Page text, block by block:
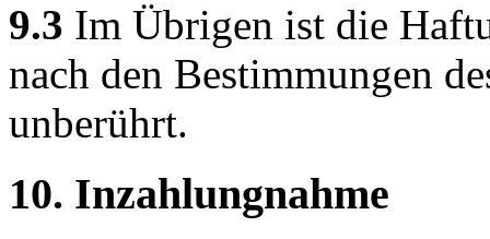
9.3 Im Übrigen ist die
nach den Bestimmungen
unberührt.
10. Inzahlungnahme